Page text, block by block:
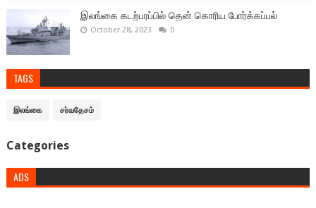
இலங்கை கடற்பரப்பில் தென் கொரிய போர்க்கப்பல்
October 28, 2023 0
TAGS
இலங்கை சர்வதேசம்
Categories
ADS